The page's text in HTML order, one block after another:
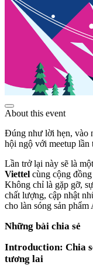
About this event
Đúng như lời hẹn, vào
hội ngộ với meetup lần
Lần trở lại này sẽ là
Viettel cùng cộng đồng
Không chỉ là gặp gỡ,
chất lượng, cập nhật
cho làn sóng sản phẩm
Những bài chia sẻ
Introduction: Chia
tương lai